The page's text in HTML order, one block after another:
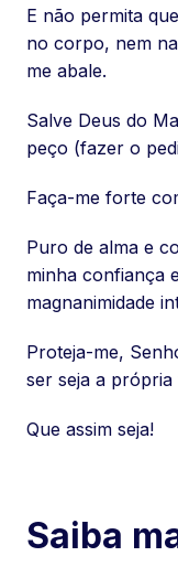
E não permita
no corpo, nem
me abale.
Salve Deus do
peço (fazer o
Faça-me forte
Puro de alma e
minha confiança
magnanimidade
Proteja-me,
ser seja a própria
Que assim seja!
Saiba